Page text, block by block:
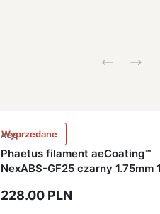
Wyprzedane
ABS
Phaetus filament aeCoating™
NexABS-GF25 czarny 1.75mm
228.00 PLN